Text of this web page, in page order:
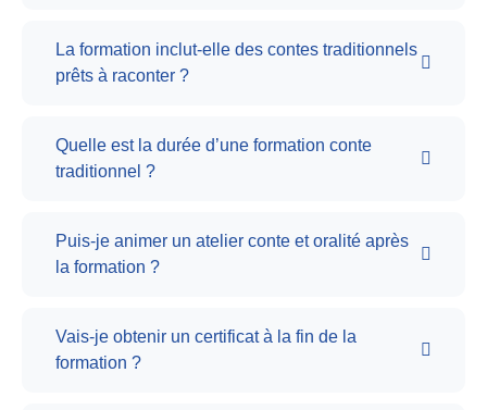
La formation inclut-elle des contes traditionnels
prêts à raconter ?
Quelle est la durée d’une formation conte
traditionnel ?
Puis-je animer un atelier conte et oralité après
la formation ?
Vais-je obtenir un certificat à la fin de la
formation ?